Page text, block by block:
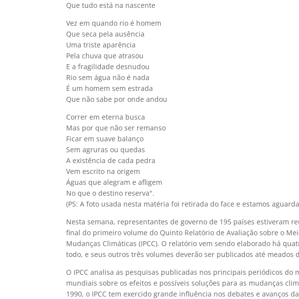
Que tudo está na nascente
Vez em quando rio é homem
Que seca pela ausência
Uma triste aparência
Pela chuva que atrasou
E a fragilidade desnudou
Rio sem água não é nada
É um homem sem estrada
Que não sabe por onde andou
Correr em eterna busca
Mas por que não ser remanso
Ficar em suave balanço
Sem agruras ou quedas
A existência de cada pedra
Vem escrito na origem
Águas que alegram e afligem
No que o destino reserva".
(PS: A foto usada nesta matéria foi retirada do face e estamos
Nesta semana, representantes de governo de 195 países estiveram
final do primeiro volume do Quinto Relatório de Avaliação sobre o
Mudanças Climáticas (IPCC). O relatório vem sendo elaborado há
todo, e seus outros três volumes deverão ser publicados até meados
O IPCC analisa as pesquisas publicadas nos principais periódicos
mundiais sobre os efeitos e possíveis soluções para as mudanças
1990, o IPCC tem exercido grande influência nos debates e avanços